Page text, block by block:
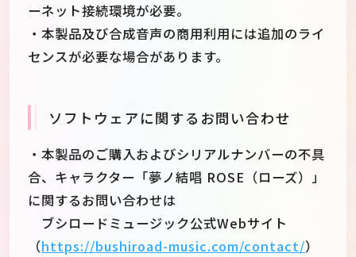
ーネット接続環境が必要。
・本製品及び合成音声の商用利用には追加のライ
センスが必要な場合があります。
ソフトウェアに関するお問い合わせ
・本製品のご購入およびシリアルナンバーの不具
合、キャラクター「夢ノ結唱 ROSE（ローズ）」
に関するお問い合わせは
ブシロードミュージック公式Webサイト
（https://bushiroad-music.com/contact/）